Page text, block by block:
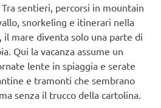
sentieri, percorsi in mountain
snorkeling e itinerari nella
il mare diventa solo una parte di
Qui la vacanza assume un
lente in spiaggia e serate
e tramonti che sembrano
senza il trucco della cartolina.